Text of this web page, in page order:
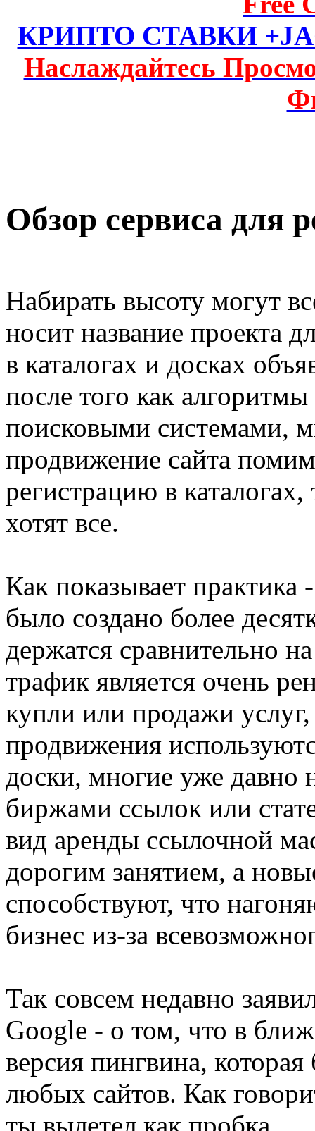
КРИПТО СТАВКИ
Наслаждайтесь
Обзор сервиса для
Набирать высоту могут
носит название проекта
в каталогах и досках
после того как
поисковыми системами,
продвижение сайта
регистрацию в
хотят все.
Как показывает практика
было создано более
держатся сравнительно
трафик является очень
купли или продажи
продвижения
доски, многие уже давно
биржами ссылок или
вид аренды ссылочной
дорогим занятием, а
способствуют, что
бизнес из-за
Так совсем недавно
Google - о том, что в
версия пингвина,
любых сайтов. Как